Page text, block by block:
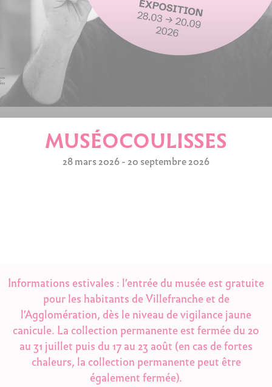
MUSÉOCOULISSES
28 mars 2026 - 20 septembre 2026
Informations estivales : l'entrée du musée est gratuite
pour les habitants de Villefranche et de
l'Agglomération, dès le niveau de vigilance jaune
canicule. La collection permanente est fermée du 20
au 31 juillet puis du 17 au 23 août (en cas de fortes
chaleurs, la collection permanente peut être
également fermée).